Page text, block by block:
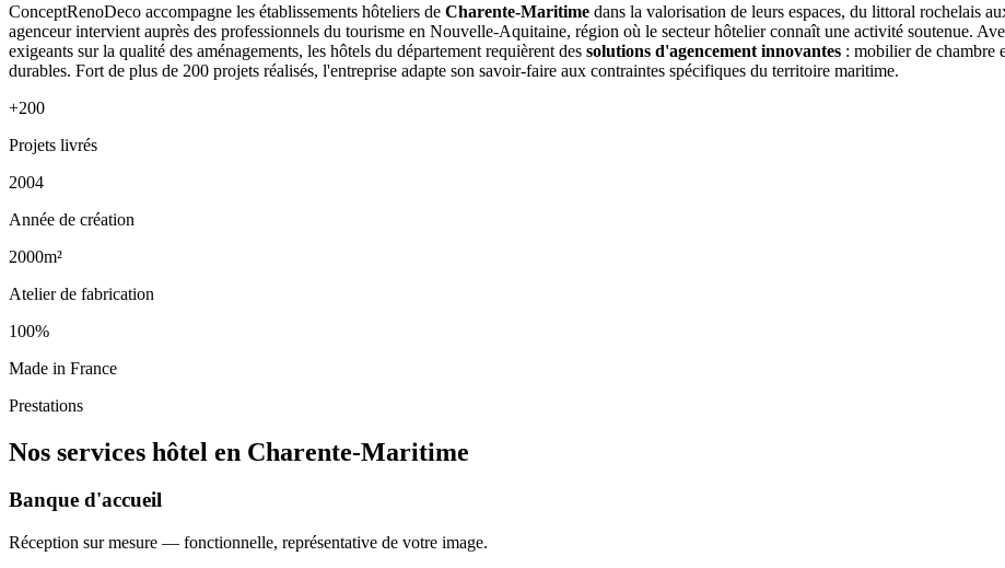
ConceptRenoDeco accompagne les établissements hôteliers de Charente-Maritime dans la valorisation de leurs espaces, du littoral rochelais
agenceur intervient auprès des professionnels du tourisme en Nouvelle-Aquitaine, région où le secteur hôtelier connaît une activité soutenue.
exigeants sur la qualité des aménagements, les hôtels du département requièrent des solutions d'agencement innovantes : mobilier de chambre
durables. Fort de plus de 200 projets réalisés, l'entreprise adapte son savoir-faire aux contraintes spécifiques du territoire maritime.
+200
Projets livrés
2004
Année de création
2000m²
Atelier de fabrication
100%
Made in France
Prestations
Nos services hôtel en Charente-Maritime
Banque d'accueil
Réception sur mesure — fonctionnelle, représentative de votre image.